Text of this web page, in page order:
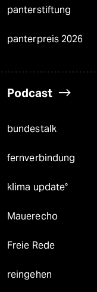
panterstiftung
panterpreis 2026
Podcast
bundestalk
fernverbindung
klima update°
Mauerecho
Freie Rede
reingehen